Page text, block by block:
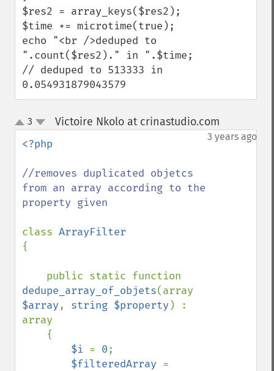
$res2 = array_keys($res2);
$time += microtime(true);
echo "<br />deduped to
".count($res2)." in ".$time;
// deduped to 513333 in
0.054931879043579
up
down
3 Victoire Nkolo at crinastudio.com
3 years ago
<?php
//removes duplicated objetcs
from an array according to the
property given
class
{
dedupe_array_of_objets
$array, string $property ) :
array
$i = 0;
$filteredArray =